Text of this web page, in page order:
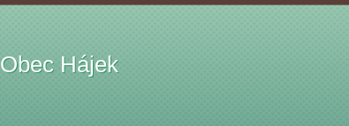
Obec Hájek